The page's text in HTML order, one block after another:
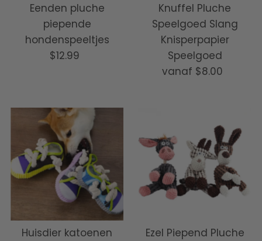
Eenden pluche
piepende
hondenspeeltjes
Normale
$12.99
Knuffel Pluche
Speelgoed Slang
Knisperpapier
Speelgoed
Normale
vanaf $8.00
Huisdier katoenen
Ezel Piepend Pluche